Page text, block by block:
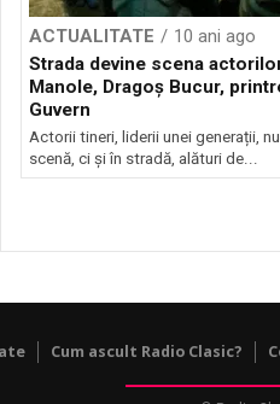
ACTUALITATE
10 ani ago
Strada devine scena
Manole, Dragoş Bucur,
Guvern
Actorii tineri, liderii unei generații,
scenă, ci şi în stradă, alături de...
Cum ascult Radio Clasic?